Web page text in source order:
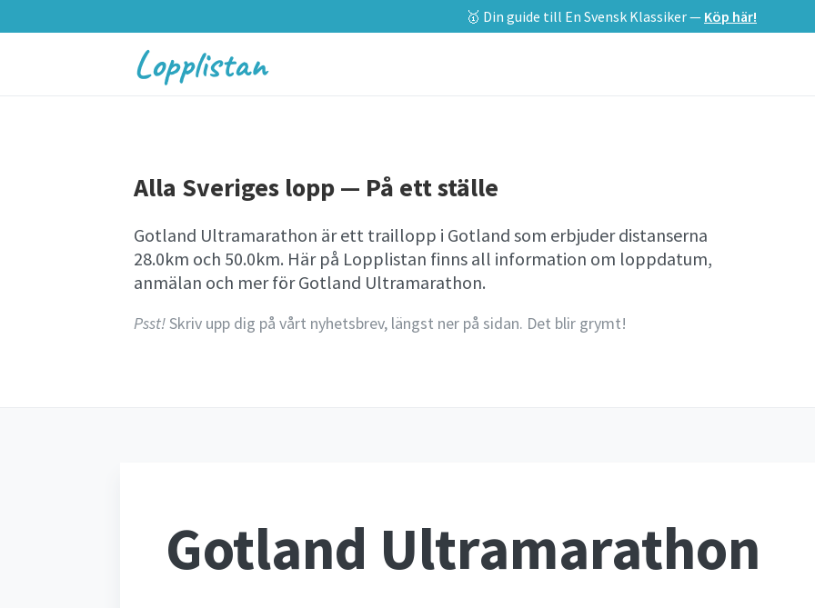
🥇 Din guide till En Svensk Klassiker — Köp här!
Lopplistan
Alla Sveriges lopp — På ett ställe
Gotland Ultramarathon är ett traillopp i Gotland som erbjuder distanserna
28.0km och 50.0km. Här på Lopplistan finns all information om loppdatum,
anmälan och mer för Gotland Ultramarathon.
Psst!Skriv upp dig på vårt nyhetsbrev, längst ner på sidan. Det blir grymt!
Gotland Ultramarathon